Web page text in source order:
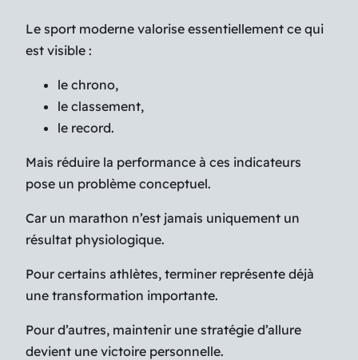
Le sport moderne valorise essentiellement ce qui
est visible :
le chrono,
le classement,
le record.
Mais réduire la performance à ces indicateurs
pose un problème conceptuel.
Car un marathon n’est jamais uniquement un
résultat physiologique.
Pour certains athlètes, terminer représente déjà
une transformation importante.
Pour d’autres, maintenir une stratégie d’allure
devient une victoire personnelle.